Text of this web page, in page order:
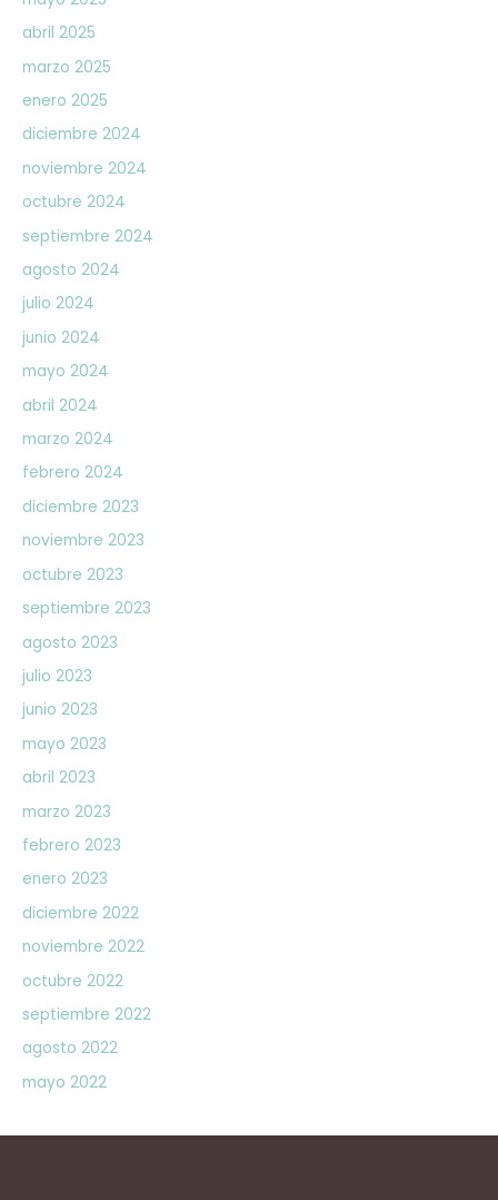
abril 2025
marzo 2025
enero 2025
diciembre 2024
noviembre 2024
octubre 2024
septiembre 2024
agosto 2024
julio 2024
junio 2024
mayo 2024
abril 2024
marzo 2024
febrero 2024
diciembre 2023
noviembre 2023
octubre 2023
septiembre 2023
agosto 2023
julio 2023
junio 2023
mayo 2023
abril 2023
marzo 2023
febrero 2023
enero 2023
diciembre 2022
noviembre 2022
octubre 2022
septiembre 2022
agosto 2022
mayo 2022